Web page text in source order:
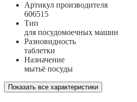
Артикул производителя
606515
Тип
для посудомоечных машин
Разновидность
таблетки
Назначение
мытьё посуды
Показать все характеристики